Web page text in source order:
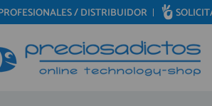
/ DISTRIBUIDOR